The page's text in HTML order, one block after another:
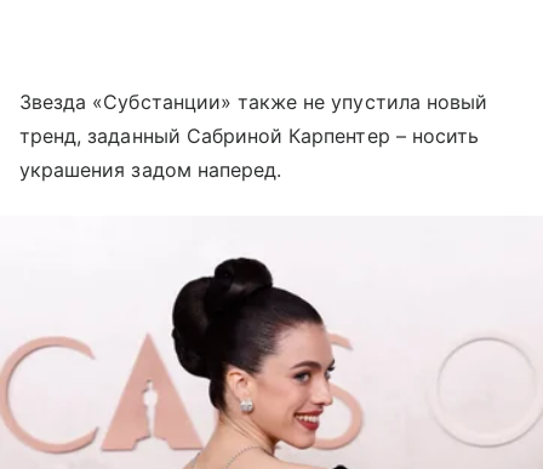
Звезда «Субстанции» также не упустила новый
тренд, заданный Сабриной Карпентер – носить
украшения задом наперед.